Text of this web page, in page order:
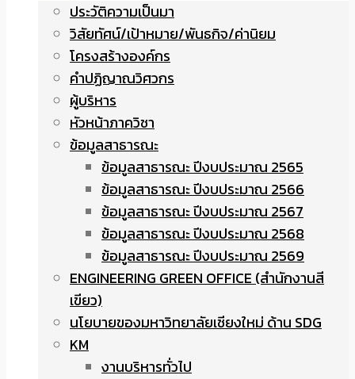
ประวัติความเป็นมา
วิสัยทัศน์/เป้าหมาย/พันธกิจ/ค่านิยม
โครงสร้างองค์กร
คำปฏิญาณวิศวกร
ผู้บริหาร
หัวหน้าภาควิชา
ข้อมูลสาธารณะ
ข้อมูลสาธารณะ ปีงบประมาณ 2565
ข้อมูลสาธารณะ ปีงบประมาณ 2566
ข้อมูลสาธารณะ ปีงบประมาณ 2567
ข้อมูลสาธารณะ ปีงบประมาณ 2568
ข้อมูลสาธารณะ ปีงบประมาณ 2569
ENGINEERING GREEN OFFICE (สำนักงานสี
เขียว)
นโยบายของมหาวิทยาลัยเชียงใหม่ ด้าน SDG
KM
งานบริหารทั่วไป